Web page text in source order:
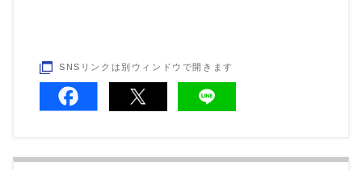
SNSリンクは別ウィンドウで開きます